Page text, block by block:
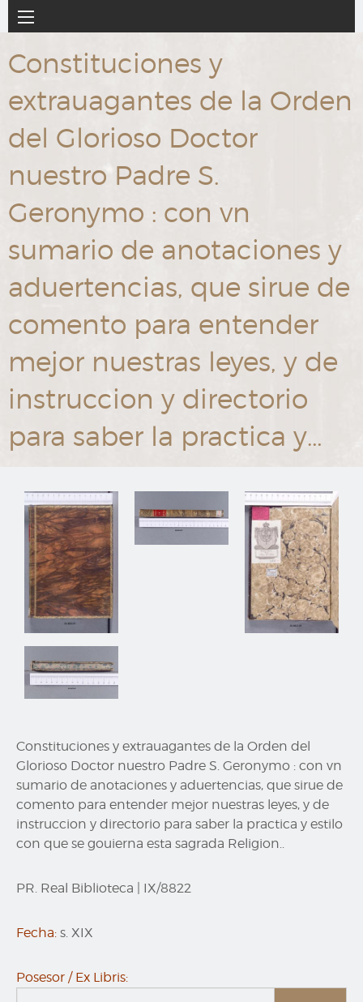
al
principal
Navegación
principal
Constituciones y
extrauagantes de la Orden
del Glorioso Doctor
nuestro Padre S.
Geronymo : con vn
sumario de anotaciones y
aduertencias, que sirue de
comento para entender
mejor nuestras leyes, y de
instruccion y directorio
para saber la practica y…
Constituciones y extrauagantes de la Orden del
Glorioso Doctor nuestro Padre S. Geronymo : con vn
sumario de anotaciones y aduertencias, que sirue de
comento para entender mejor nuestras leyes, y de
instruccion y directorio para saber la practica y estilo
con que se gouierna esta sagrada Religion..
PR. Real Biblioteca IX/8822
Fecha: s. XIX
Posesor / Ex Libris: